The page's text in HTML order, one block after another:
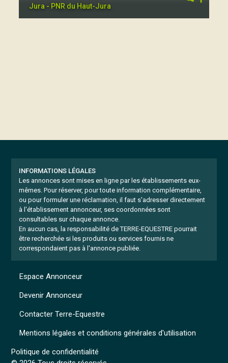
Jura - PNR du Haut-Jura
INFORMATIONS LÉGALES
Les annonces sont mises en ligne par les établissements eux-
mêmes. Pour réserver, pour toute information complémentaire,
ou pour formuler une réclamation, il faut s'adresser directement
à l'établissement annonceur, ses coordonnées sont
consultables sur chaque annonce.
En aucun cas, la responsabilité de TERRE-EQUESTRE pourrait
être recherchée si les produits ou services fournis ne
correspondaient pas à l'annonce publiée.
Mentions légales et conditions générales d'utilisation
Politique de confidentialité
Espace Annonceur
Devenir Annonceur
Contacter Terre-Equestre